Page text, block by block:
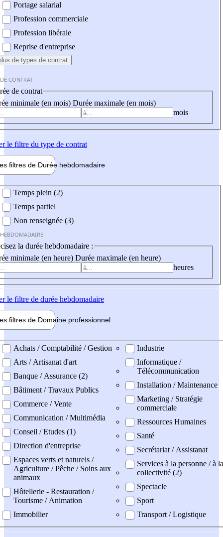
Portage salarial
Profession commerciale
Profession libérale
Reprise d'entreprise
de types de contrat
CONTRAT
de contrat
minimale (en mois) Durée maximale (en mois)
mois
le filtre du type de contrat
filtres de Durée hebdomadaire
Temps plein (2)
Temps partiel
Non renseignée (3)
la durée hebdomadaire :
minimale (en heure) Durée maximale (en heure)
heures
le filtre de durée hebdomadaire
filtres de Domaine professionnel
professionel
Achats / Comptabilité / Gestion
Arts / Artisanat d'art
Banque / Assurance (2)
Bâtiment / Travaux Publics
Commerce / Vente
Communication / Multimédia
Conseil / Etudes (1)
Direction d'entreprise
Espaces verts et naturels /
Agriculture / Pêche / Soins aux
animaux
Hôtellerie - Restauration /
Tourisme / Animation
Immobilier
Industrie
Informatique /
Télécommunication
Installation / Maintenance
Marketing / Stratégie
commerciale
Ressources Humaines
Santé
Secrétariat / Assistanat
Services à la personne / à la
collectivité (2)
Spectacle
Sport
Transport / Logistique